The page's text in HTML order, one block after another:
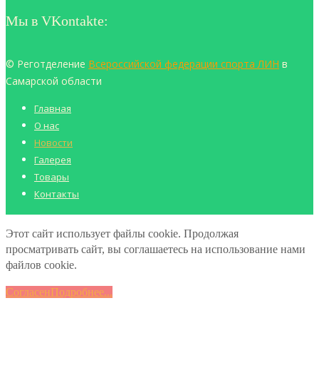
Мы в VKontakte:
© Реготделение Всероссийской федерации спорта ЛИН в
Самарской области
Главная
О нас
Новости
Галерея
Товары
Контакты
Этот сайт использует файлы cookie. Продолжая
просматривать сайт, вы соглашаетесь на использование нами
файлов cookie.
СогласенПодробнее...